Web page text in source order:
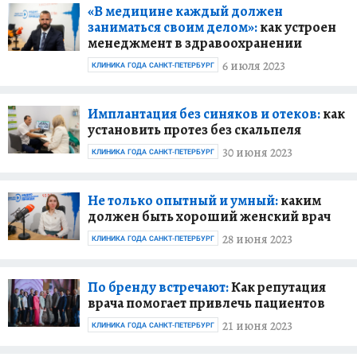
«В медицине каждый должен
заниматься своим делом»:как устроен
менеджмент в здравоохранении
6 июля 2023
КЛИНИКА ГОДА САНКТ-ПЕТЕРБУРГ
Имплантация без синяков и отеков:как
установить протез без скальпеля
30 июня 2023
КЛИНИКА ГОДА САНКТ-ПЕТЕРБУРГ
Не только опытный и умный:каким
должен быть хороший женский врач
28 июня 2023
КЛИНИКА ГОДА САНКТ-ПЕТЕРБУРГ
По бренду встречают:Как репутация
врача помогает привлечь пациентов
21 июня 2023
КЛИНИКА ГОДА САНКТ-ПЕТЕРБУРГ